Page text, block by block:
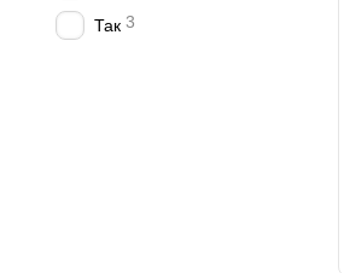
Так 3